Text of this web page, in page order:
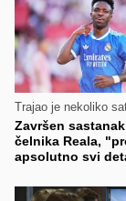
Trajao je nekoliko
Završen
čelnika Reala,
apsolutno svi